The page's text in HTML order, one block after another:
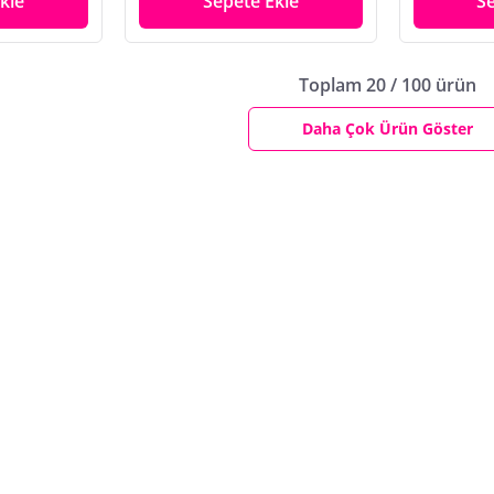
Toplam 20 / 100 ürün
Daha Çok Ürün Göster